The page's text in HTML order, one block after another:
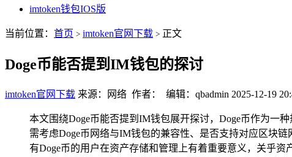
imtoken钱包IOS版
当前位置： 首页 > imtoken官网下载 > 正文
Doge币能否提到IM钱包的探讨
imtoken官网下载 来源：网络 作者： 编辑：qbadmin 2025-12-19
本文围绕Doge币能否提到IM钱包展开探讨，Doge币作为一
需考虑Doge币网络与IM钱包的兼容性、是否支持对应区块
有Doge币的用户在资产存储和管理上有着重要意义，关乎资